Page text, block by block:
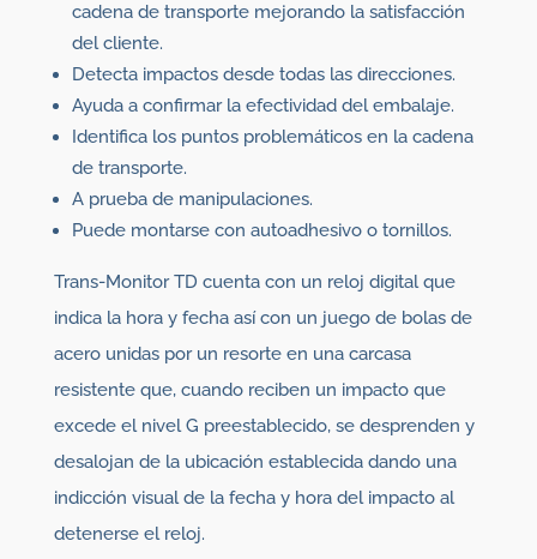
cadena de transporte mejorando la satisfacción
del cliente.
Detecta impactos desde todas las direcciones.
Ayuda a confirmar la efectividad del embalaje.
Identifica los puntos problemáticos en la cadena
de transporte.
A prueba de manipulaciones.
Puede montarse con autoadhesivo o tornillos.
Trans-Monitor TD cuenta con un reloj digital que
indica la hora y fecha así con un juego de bolas de
acero unidas por un resorte en una carcasa
resistente que, cuando reciben un impacto que
excede el nivel G preestablecido, se desprenden y
desalojan de la ubicación establecida dando una
indicción visual de la fecha y hora del impacto al
detenerse el reloj.